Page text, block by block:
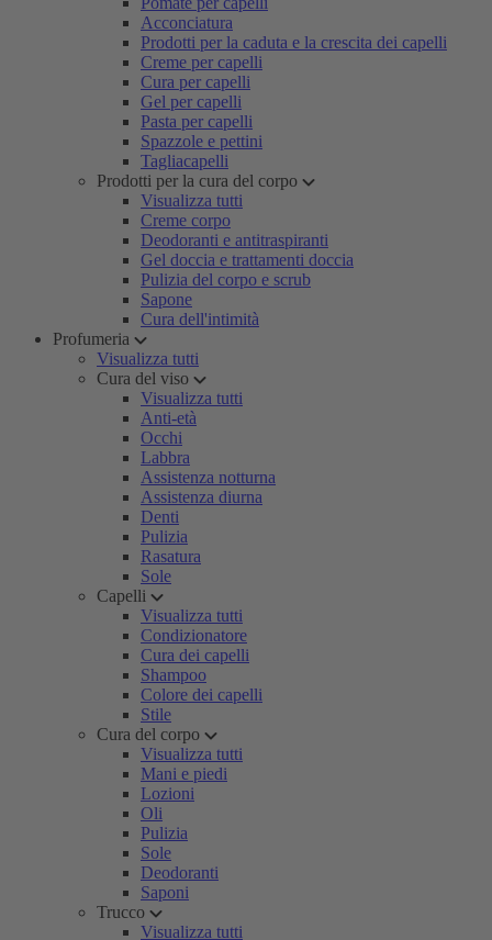
Acconciatura
Prodotti per la caduta e la crescita dei capelli
Creme per capelli
Cura per capelli
Gel per capelli
Pasta per capelli
Spazzole e pettini
Tagliacapelli
Prodotti per la cura del corpo
Visualizza tutti
Creme corpo
Deodoranti e antitraspiranti
Gel doccia e trattamenti doccia
Pulizia del corpo e scrub
Sapone
Cura dell'intimità
Profumeria
Visualizza tutti
Cura del viso
Visualizza tutti
Anti-età
Occhi
Labbra
Assistenza notturna
Assistenza diurna
Denti
Pulizia
Rasatura
Sole
Capelli
Visualizza tutti
Condizionatore
Cura dei capelli
Shampoo
Colore dei capelli
Stile
Cura del corpo
Visualizza tutti
Mani e piedi
Lozioni
Oli
Pulizia
Sole
Deodoranti
Saponi
Trucco
Visualizza tutti